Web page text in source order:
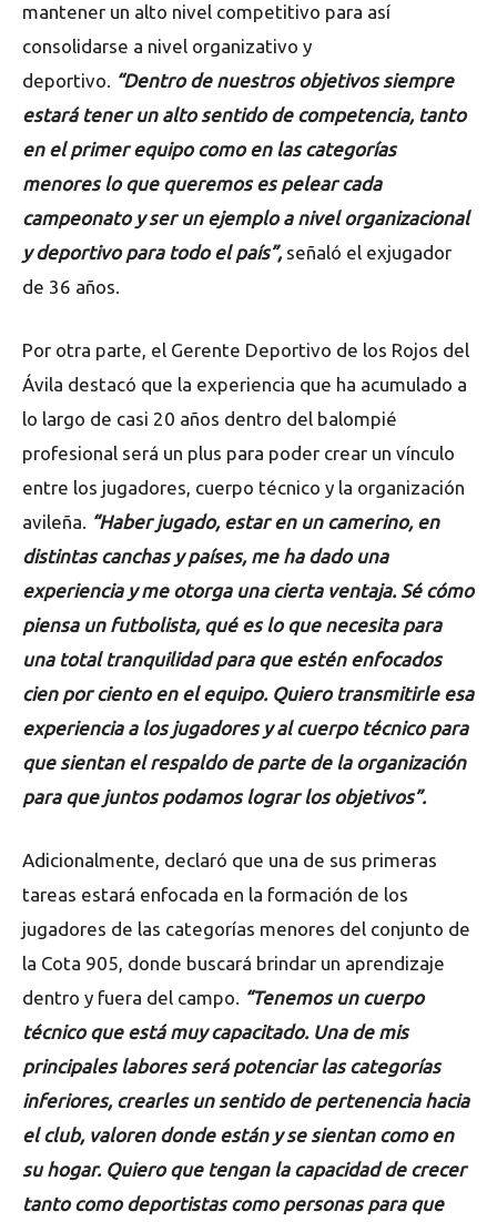
mantener un alto nivel competitivo para así
consolidarse a nivel organizativo y
deportivo. “Dentro de nuestros objetivos siempre
estará tener un alto sentido de competencia, tanto
en el primer equipo como en las categorías
menores lo que queremos es pelear cada
campeonato y ser un ejemplo a nivel organizacional
y deportivo para todo el país”, señaló el exjugador
de 36 años.
Por otra parte, el Gerente Deportivo de los Rojos del
Ávila destacó que la experiencia que ha acumulado a
lo largo de casi 20 años dentro del balompié
profesional será un plus para poder crear un vínculo
entre los jugadores, cuerpo técnico y la organización
avileña. “Haber jugado, estar en un camerino, en
distintas canchas y países, me ha dado una
experiencia y me otorga una cierta ventaja. Sé cómo
piensa un futbolista, qué es lo que necesita para
una total tranquilidad para que estén enfocados
cien por ciento en el equipo. Quiero transmitirle esa
experiencia a los jugadores y al cuerpo técnico para
que sientan el respaldo de parte de la organización
para que juntos podamos lograr los objetivos”.
Adicionalmente, declaró que una de sus primeras
tareas estará enfocada en la formación de los
jugadores de las categorías menores del conjunto de
la Cota 905, donde buscará brindar un aprendizaje
dentro y fuera del campo. “Tenemos un cuerpo
técnico que está muy capacitado. Una de mis
principales labores será potenciar las categorías
inferiores, crearles un sentido de pertenencia hacia
el club, valoren donde están y se sientan como en
su hogar. Quiero que tengan la capacidad de crecer
tanto como deportistas como personas para que